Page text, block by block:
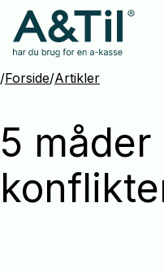
Spring
menu
over
og
indhold
/Forside/Artikler
5 måder